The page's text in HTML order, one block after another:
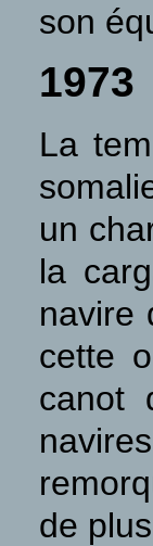
son
1973
La
un
la
navire
cette
canot
de